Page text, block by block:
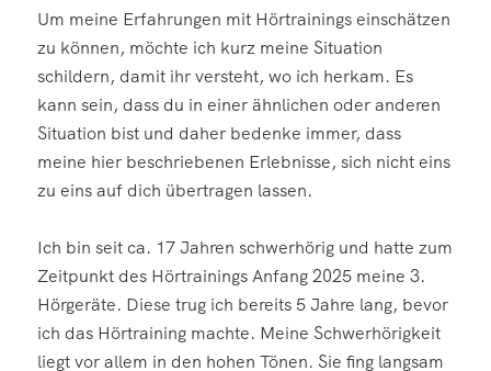
Um meine Erfahrungen mit Hörtrainings einschätzen
zu können, möchte ich kurz meine Situation
schildern, damit ihr versteht, wo ich herkam. Es
kann sein, dass du in einer ähnlichen oder anderen
Situation bist und daher bedenke immer, dass
meine hier beschriebenen Erlebnisse, sich nicht eins
zu eins auf dich übertragen lassen.
Ich bin seit ca. 17 Jahren schwerhörig und hatte zum
Zeitpunkt des Hörtrainings Anfang 2025 meine 3.
Hörgeräte. Diese trug ich bereits 5 Jahre lang, bevor
ich das Hörtraining machte. Meine Schwerhörigkeit
liegt vor allem in den hohen Tönen. Sie fing langsam